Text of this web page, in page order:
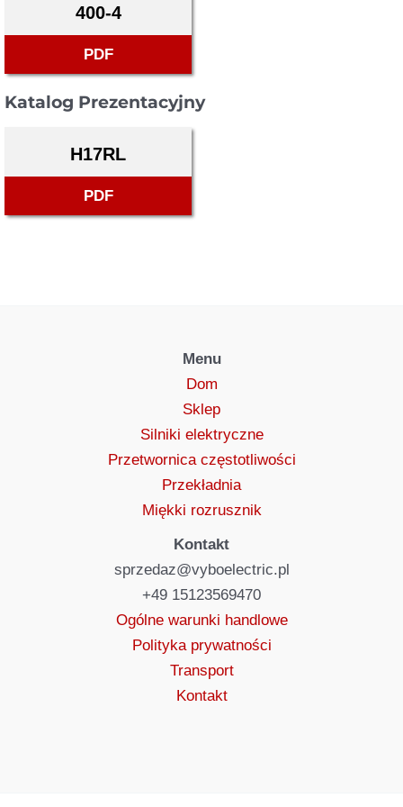
400-4
PDF
Katalog Prezentacyjny
H17RL
PDF
Menu
Dom
Sklep
Silniki elektryczne
Przetwornica częstotliwości
Przekładnia
Miękki rozrusznik
Kontakt
sprzedaz@vyboelectric.pl
+49 15123569470
Ogólne warunki handlowe
Polityka prywatności
Transport
Kontakt